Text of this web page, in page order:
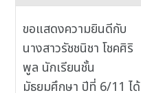
ขอแสดงความยินดีกับ
นางสาวรัชชนิชา โชคศิริ
พูล นักเรียนชั้น
มัธยมศึกษา ปีที่ 6/11 ได้